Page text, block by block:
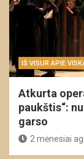
IŠ VISUR APIE
Atkurta
paukštis“:
garso
2 mėnesiai